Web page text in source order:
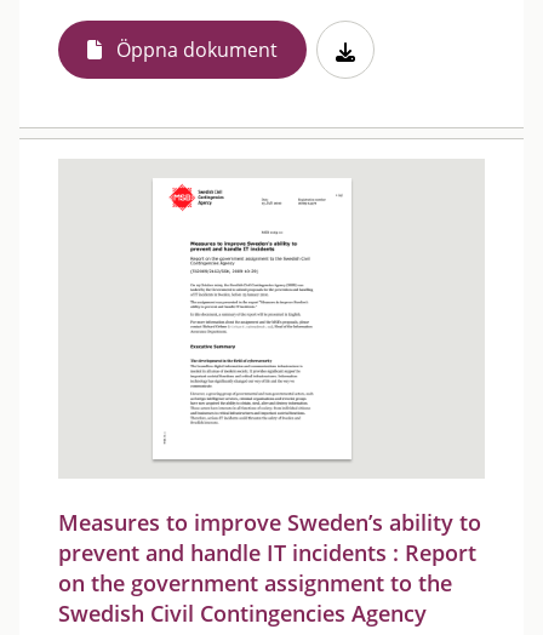
Öppna dokument
Measures to improve Sweden’s ability to
prevent and handle IT incidents : Report
on the government assignment to the
Swedish Civil Contingencies Agency